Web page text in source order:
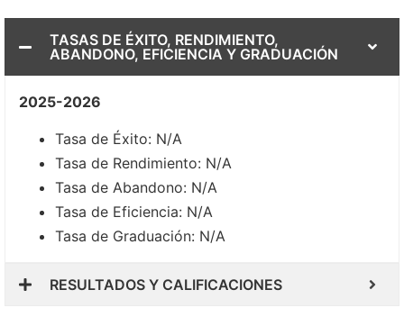
TASAS DE ÉXITO, RENDIMIENTO,
ABANDONO, EFICIENCIA Y GRADUACIÓN
2025-2026
Tasa de Éxito: N/A
Tasa de Rendimiento: N/A
Tasa de Abandono: N/A
Tasa de Eficiencia: N/A
Tasa de Graduación: N/A
RESULTADOS Y CALIFICACIONES